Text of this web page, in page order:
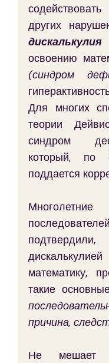
дискалькулия
(синдром
Для многих
теории
синдром
который, по
поддается
математику,
такие
причина,
Не мешает